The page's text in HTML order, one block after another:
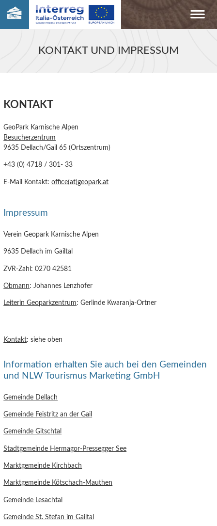
KONTAKT UND IMPRESSUM
KONTAKT
GeoPark Karnische Alpen
Besucherzentrum
9635 Dellach/Gail 65 (Ortszentrum)
+43 (0) 4718 / 301- 33
E-Mail Kontakt:office(at)geopark.at
Impressum
Verein Geopark Karnische Alpen
9635 Dellach im Gailtal
ZVR-Zahl: 0270 42581
Obmann: Johannes Lenzhofer
Leiterin Geoparkzentrum: Gerlinde Kwaranja-Ortner
Kontakt: siehe oben
Information erhalten Sie auch bei den Gemeinden
und NLW Tourismus Marketing GmbH
Gemeinde Dellach
Gemeinde Feistritz an der Gail
Gemeinde Gitschtal
Stadtgemeinde Hermagor-Pressegger See
Marktgemeinde Kirchbach
Marktgemeinde Kötschach-Mauthen
Gemeinde Lesachtal
Gemeinde St. Stefan im Gailtal